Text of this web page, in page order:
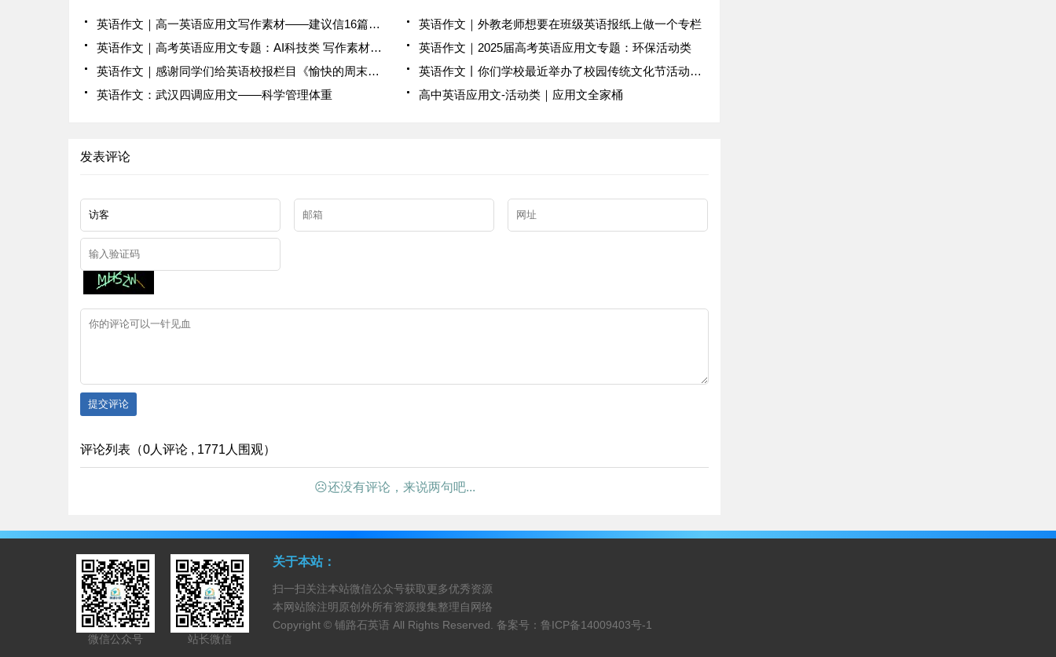
英语作文｜高一英语应用文写作素材——建议信16篇合集word版免费下载
英语作文｜外教老师想要在班级英语报纸上做一个专栏
英语作文｜高考英语应用文专题：AI科技类 写作素材+作文试题+作文范文
英语作文｜2025届高考英语应用文专题：环保活动类
英语作文｜感谢同学们给英语校报栏目《愉快的周末体验》投稿
英语作文丨你们学校最近举办了校园传统文化节活动,请为你校英文报写一则评论
英语作文：武汉四调应用文——科学管理体重
高中英语应用文-活动类｜应用文全家桶
发表评论
提交评论
评论列表（0人评论 , 1771人围观）
☹还没有评论，来说两句吧...
微信公众号 站长微信
关于本站：
扫一扫关注本站微信公众号获取更多优秀资源
本网站除注明原创外所有资源搜集整理自网络
Copyright © 铺路石英语 All Rights Reserved. 备案号： 鲁ICP备14009403号-1